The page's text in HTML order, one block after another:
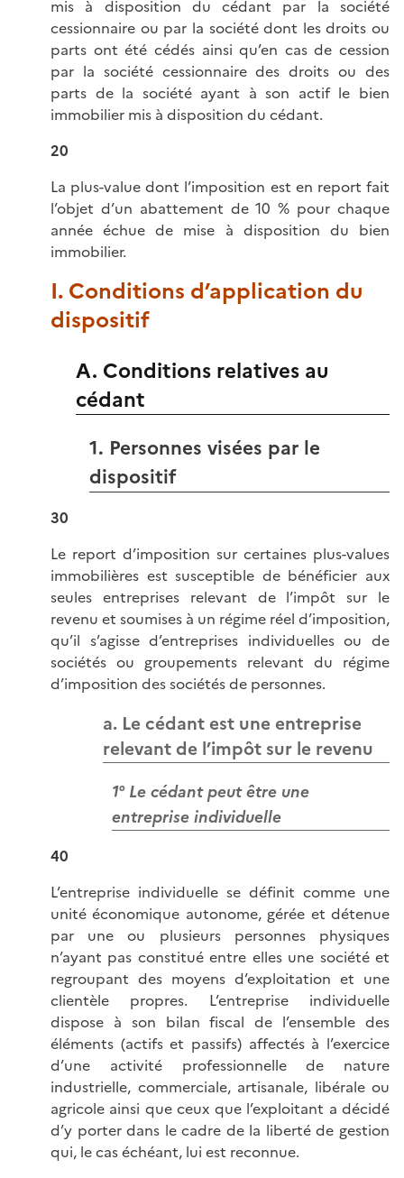
mis à disposition du cédant par la société
cessionnaire ou par la société dont les droits ou
parts ont été cédés ainsi qu’en cas de cession
par la société cessionnaire des droits ou des
parts de la société ayant à son actif le bien
immobilier mis à disposition du cédant.
20
La plus-value dont l’imposition est en report fait
l’objet d’un abattement de 10 % pour chaque
année échue de mise à disposition du bien
immobilier.
I. Conditions d’application du
dispositif
A. Conditions relatives au
cédant
1. Personnes visées par le
dispositif
30
Le report d’imposition sur certaines plus-values
immobilières est susceptible de bénéficier aux
seules entreprises relevant de l’impôt sur le
revenu et soumises à un régime réel d’imposition,
qu’il s’agisse d’entreprises individuelles ou de
sociétés ou groupements relevant du régime
d’imposition des sociétés de personnes.
a. Le cédant est une entreprise
relevant de l’impôt sur le revenu
1° Le cédant peut être une
entreprise individuelle
40
L’entreprise individuelle se définit comme une
unité économique autonome, gérée et détenue
par une ou plusieurs personnes physiques
n’ayant pas constitué entre elles une société et
regroupant des moyens d’exploitation et une
clientèle propres. L’entreprise individuelle
dispose à son bilan fiscal de l’ensemble des
éléments (actifs et passifs) affectés à l’exercice
d’une activité professionnelle de nature
industrielle, commerciale, artisanale, libérale ou
agricole ainsi que ceux que l’exploitant a décidé
d’y porter dans le cadre de la liberté de gestion
qui, le cas échéant, lui est reconnue.